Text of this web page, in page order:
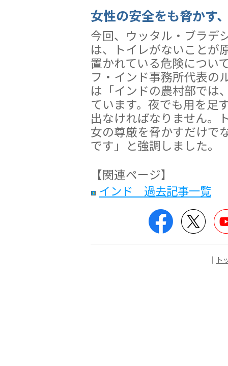
女性の安全をも脅かす
今回、ウッタル・ブラデ
は、トイレがないことが
置かれている危険につい
フ・インド事務所代表の
は「インドの農村部では
ています。夜でも用を足
出なければなりません。
女の尊厳を脅かすだけで
です」と強調しました。
【関連ページ】
インド 過去記事一覧
Facebook
｜ ト